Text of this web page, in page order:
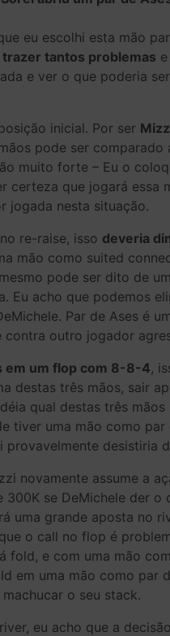
eu escolhi esta mão
tantos problemas
e ver o que poderia
inicial. Por ser
pode ser
muito forte – Eu o
certeza que jogará essa
jogada nesta situação.
re-raise, isso deveria
mão como suited
pode ser dito de
Eu acho que podemos
Par de Ases é
contra outro jogador
em um flop com 8-8-4,
destas três mãos, sair
qual destas três
tiver uma mão como
provavelmente desistiria
novamente assume a
300K se DeMichele der o
uma grande aposta no
o call no flop é
fold, e com uma mão
em uma mão como par
o seu stack.
eu acho que a